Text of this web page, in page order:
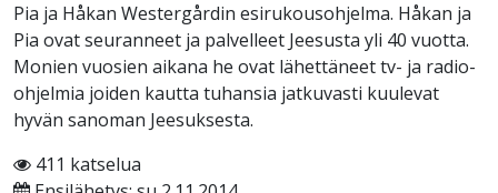
Pia ja Håkan Westergårdin esirukousohjelma. Håkan ja
Pia ovat seuranneet ja palvelleet Jeesusta yli 40 vuotta.
Monien vuosien aikana he ovat lähettäneet tv- ja radio-
ohjelmia joiden kautta tuhansia jatkuvasti kuulevat
hyvän sanoman Jeesuksesta.
411 katselua